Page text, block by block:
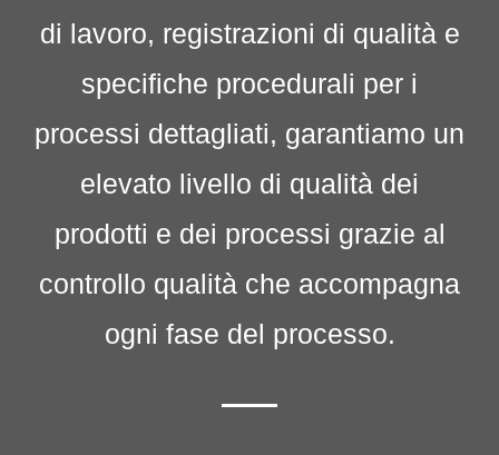
di lavoro, registrazioni di qualità e
specifiche procedurali per i
processi dettagliati, garantiamo un
elevato livello di qualità dei
prodotti e dei processi grazie al
controllo qualità che accompagna
ogni fase del processo.